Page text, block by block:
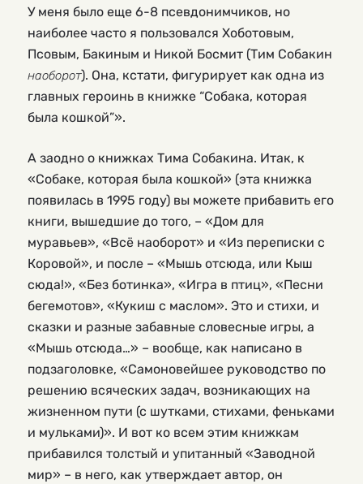
У меня было еще 6-8 псевдонимчиков, но
наиболее часто я пользовался Хоботовым,
наоборот). Она, кстати, фигурирует как одна из
главных героинь в книжке “Собака, которая
была кошкой”».
А заодно о книжках Тима Собакина. Итак, к
«Собаке, которая была кошкой» (эта книжка
появилась в 1995 году) вы можете прибавить его
книги, вышедшие до того, – «Дом для
муравьев», «Всё наоборот» и «Из переписки с
Коровой», и после – «Мышь отсюда, или Кыш
сюда!», «Без ботинка», «Игра в птиц», «Песни
бегемотов», «Кукиш с маслом». Это и стихи, и
сказки и разные забавные словесные игры, а
«Мышь отсюда…» – вообще, как написано в
подзаголовке, «Самоновейшее руководство по
решению всяческих задач, возникающих на
жизненном пути (с шутками, стихами, феньками
и мульками)». И вот ко всем этим книжкам
прибавился толстый и упитанный «Заводной
мир» – в него, как утверждает автор, он